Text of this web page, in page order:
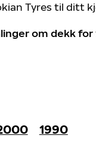
Tyres til ditt
om dekk
1990